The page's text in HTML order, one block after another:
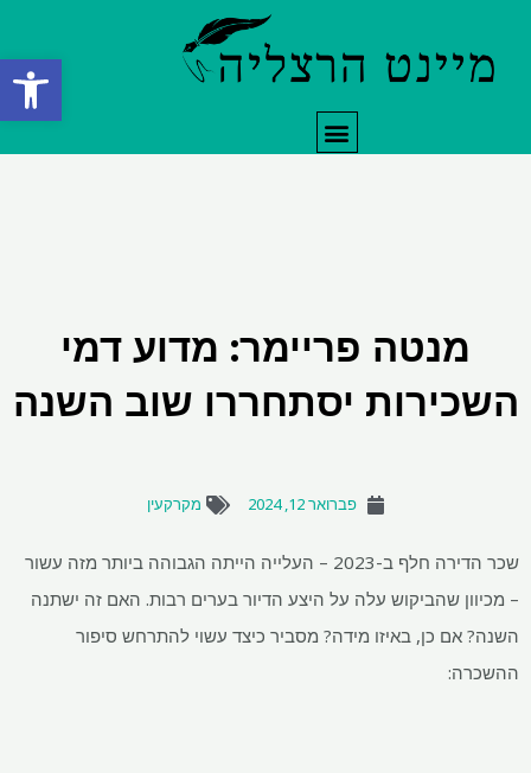
פתח
תפריט
מנטה פריימר: מדוע דמי
השכירות יסתחררו שוב השנה
פברואר 12, 2024 מקרקעין
שכר הדירה חלף ב-2023 – העלייה הייתה הגבוהה ביותר מזה עשור
– מכיוון שהביקוש עלה על היצע הדיור בערים רבות. האם זה ישתנה
השנה? אם כן, באיזו מידה? מסביר כיצד עשוי להתרחש סיפור
ההשכרה: